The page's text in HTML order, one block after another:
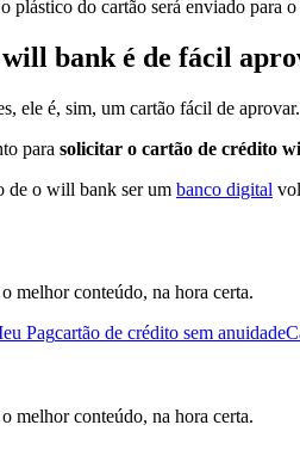
plástico do cartão será enviado para
bank é de fácil
ele é, sim, um cartão fácil de aprovar.
para solicitar o cartão de crédito
de o will bank ser um banco digital
melhor conteúdo, na hora certa.
Pagcartão de crédito sem anuidade
melhor conteúdo, na hora certa.